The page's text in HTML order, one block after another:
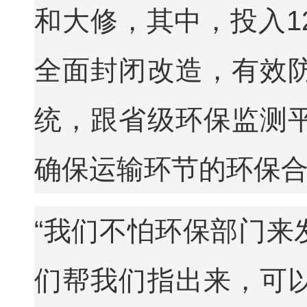
和大修，其中，投入
全面封闭改造，有效
统，跟省级环保监测
确保运输环节的环保
“我们不怕环保部门
们帮我们指出来，可